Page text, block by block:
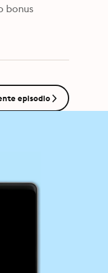
bonus
episodio